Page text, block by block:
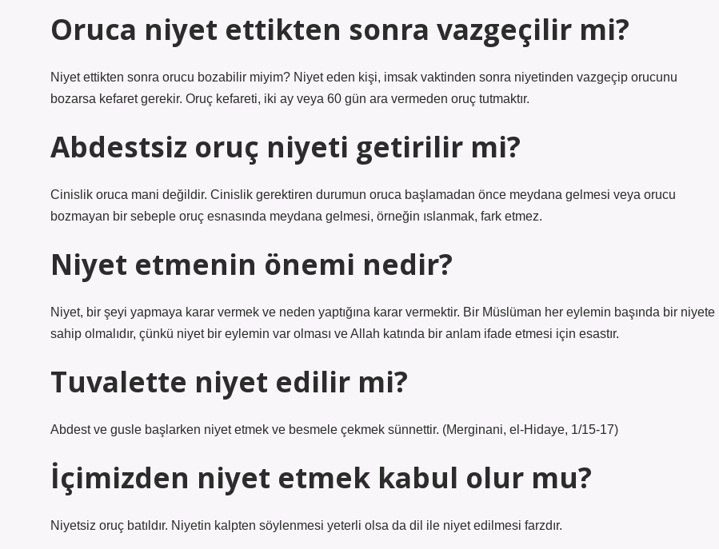
Oruca niyet ettikten sonra vazgeçilir mi?
Niyet ettikten sonra orucu bozabilir miyim? Niyet eden kişi, imsak vaktinden sonra niyetinden vazgeçip orucunu
bozarsa kefaret gerekir. Oruç kefareti, iki ay veya 60 gün ara vermeden oruç tutmaktır.
Abdestsiz oruç niyeti getirilir mi?
Cinislik oruca mani değildir. Cinislik gerektiren durumun oruca başlamadan önce meydana gelmesi veya orucu
bozmayan bir sebeple oruç esnasında meydana gelmesi, örneğin ıslanmak, fark etmez.
Niyet etmenin önemi nedir?
Niyet, bir şeyi yapmaya karar vermek ve neden yaptığına karar vermektir. Bir Müslüman her eylemin başında bir niyete
sahip olmalıdır, çünkü niyet bir eylemin var olması ve Allah katında bir anlam ifade etmesi için esastır.
Tuvalette niyet edilir mi?
Abdest ve gusle başlarken niyet etmek ve besmele çekmek sünnettir. (Merginani, el-Hidaye, 1/15-17)
İçimizden niyet etmek kabul olur mu?
Niyetsiz oruç batıldır. Niyetin kalpten söylenmesi yeterli olsa da dil ile niyet edilmesi farzdır.